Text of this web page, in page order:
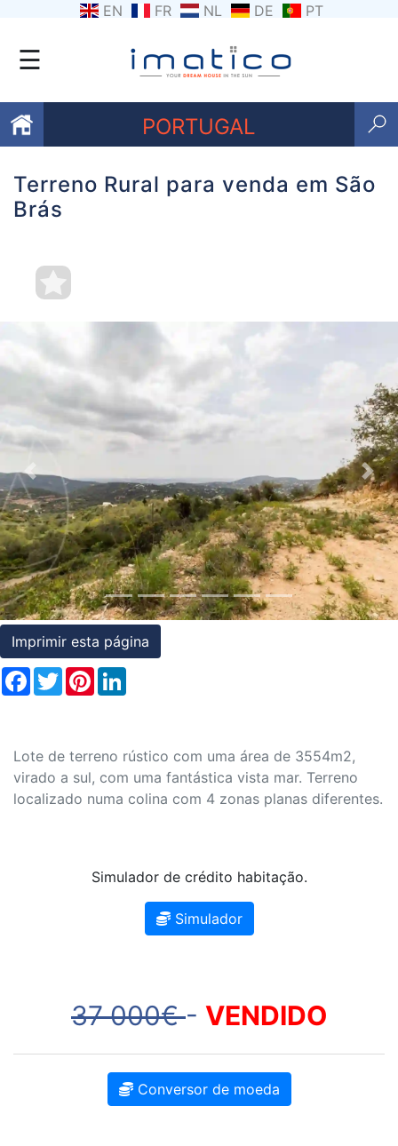
EN FR NL DE PT
☰
PORTUGAL
Favoritos
Contacte-
Termos
Condições
Testemunhos
Assessoria
Jurídica
Terreno Rural para venda em São
Brás
Previous Next
Imprimir esta página
Facebook
TwitterPinterest
Lote de terreno rústico com uma área de 3554m2,
virado a sul, com uma fantástica vista mar. Terreno
localizado numa colina com 4 zonas planas diferentes.
Simulador de crédito habitação.
Simulador
37 000€- VENDIDO
Conversor de moeda